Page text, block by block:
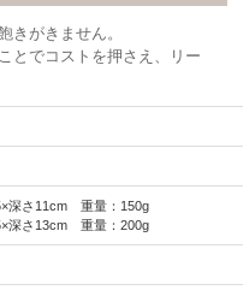
きがきません。
とでコストを押さえ、リー
深さ11cm 重量：150g
深さ13cm 重量：200g